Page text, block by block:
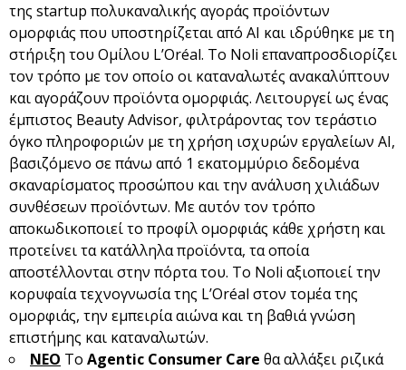
της startup πολυκαναλικής αγοράς προϊόντων
ομορφιάς που υποστηρίζεται από AI και ιδρύθηκε με τη
στήριξη του Ομίλου L’Oréal. Το Noli επαναπροσδιορίζει
τον τρόπο με τον οποίο οι καταναλωτές ανακαλύπτουν
και αγοράζουν προϊόντα ομορφιάς. Λειτουργεί ως ένας
έμπιστος Beauty Advisor, φιλτράροντας τον τεράστιο
όγκο πληροφοριών με τη χρήση ισχυρών εργαλείων AI,
βασιζόμενο σε πάνω από 1 εκατομμύριο δεδομένα
σκαναρίσματος προσώπου και την ανάλυση χιλιάδων
συνθέσεων προϊόντων. Με αυτόν τον τρόπο
αποκωδικοποιεί το προφίλ ομορφιάς κάθε χρήστη και
προτείνει τα κατάλληλα προϊόντα, τα οποία
αποστέλλονται στην πόρτα του. Το Noli αξιοποιεί την
κορυφαία τεχνογνωσία της L’Oréal στον τομέα της
ομορφιάς, την εμπειρία αιώνα και τη βαθιά γνώση
επιστήμης και καταναλωτών.
ΝΕΟ Το Agentic Consumer Care θα αλλάξει ριζικά